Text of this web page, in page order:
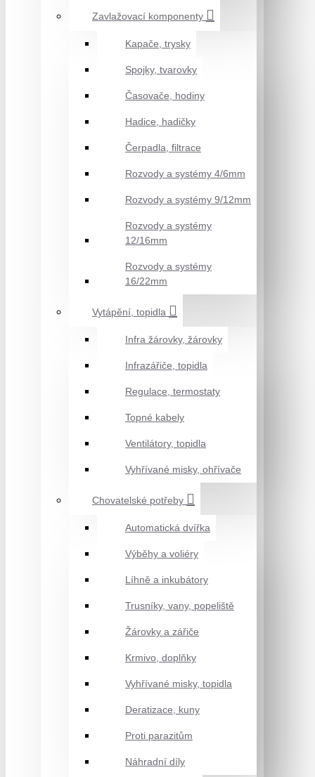
Zavlažovací komponenty
Kapače, trysky
Spojky, tvarovky
Časovače, hodiny
Hadice, hadičky
Čerpadla, filtrace
Rozvody a systémy 4/6mm
Rozvody a systémy 9/12mm
Rozvody a systémy
12/16mm
Rozvody a systémy
16/22mm
Vytápění, topidla
Infra žárovky, žárovky
Infrazářiče, topidla
Regulace, termostaty
Topné kabely
Ventilátory, topidla
Vyhřívané misky, ohřívače
Chovatelské potřeby
Automatická dvířka
Výběhy a voliéry
Líhně a inkubátory
Trusníky, vany, popeliště
Žárovky a zářiče
Krmivo, doplňky
Vyhřívané misky, topidla
Deratizace, kuny
Proti parazitům
Náhradní díly